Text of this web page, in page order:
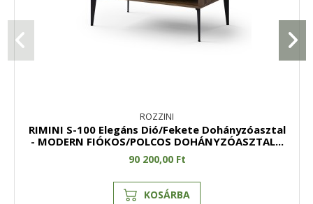
ROZZINI
RIMINI S-100 Elegáns Dió/Fekete Dohányzóasztal
- MODERN FIÓKOS/POLCOS DOHÁNYZÓASZTAL...
90 200,00 Ft
KOSÁRBA